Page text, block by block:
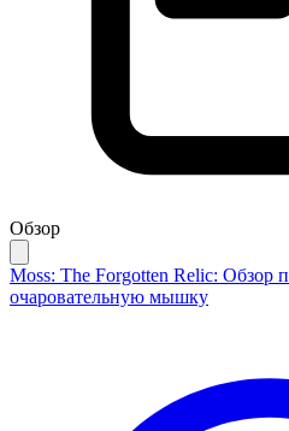
Обзор
Moss: The Forgotten Relic: Обзор
очаровательную мышку